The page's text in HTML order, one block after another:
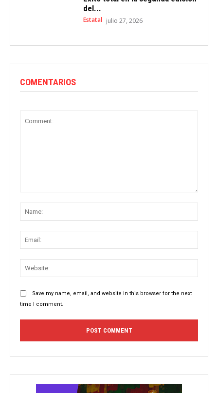
del...
Estatal julio 27, 2026
COMENTARIOS
Save my name, email, and website in this browser for the next
time I comment.